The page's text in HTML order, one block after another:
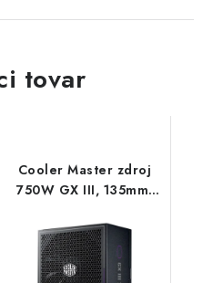
tovar
Cooler Master zdroj
750W GX III, 135mm,
modulární, ATX 3.0
MPX-7503-AFAG-2EBEU
CoolerMaster